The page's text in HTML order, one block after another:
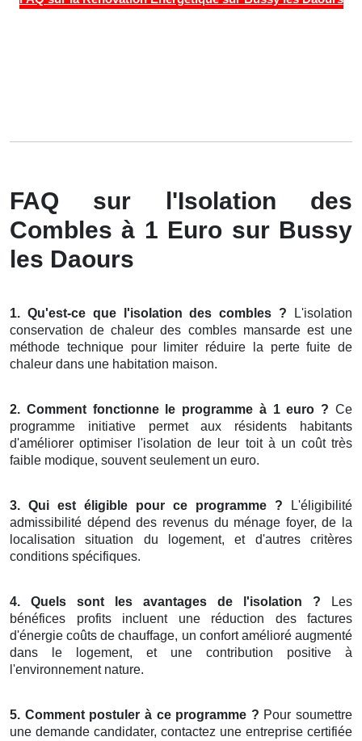
FAQ sur l'Isolation des
Combles à 1 Euro sur Bussy
les Daours
1. Qu'est-ce que l'isolation des combles ? L'isolation
conservation de chaleur des combles mansarde est une
méthode technique pour limiter réduire la perte fuite de
chaleur dans une habitation maison.
2. Comment fonctionne le programme à 1 euro ? Ce
programme initiative permet aux résidents habitants
d'améliorer optimiser l'isolation de leur toit à un coût très
faible modique, souvent seulement un euro.
3. Qui est éligible pour ce programme ? L'éligibilité
admissibilité dépend des revenus du ménage foyer, de la
localisation situation du logement, et d'autres critères
conditions spécifiques.
4. Quels sont les avantages de l'isolation ? Les
bénéfices profits incluent une réduction des factures
d'énergie coûts de chauffage, un confort amélioré augmenté
dans le logement, et une contribution positive à
l'environnement nature.
5. Comment postuler à ce programme ? Pour soumettre
une demande candidater, contactez une entreprise certifiée